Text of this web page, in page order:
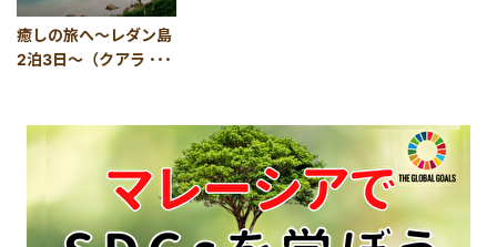
癒しの旅へ～レダン島
2泊3日～（クアラルン